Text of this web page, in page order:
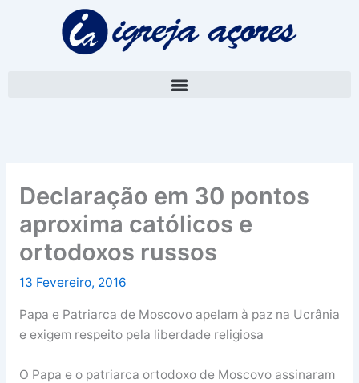
Declaração em 30 pontos
aproxima católicos e
ortodoxos russos
13 Fevereiro, 2016
Papa e Patriarca de Moscovo apelam à paz na Ucrânia
e exigem respeito pela liberdade religiosa
O Papa e o patriarca ortodoxo de Moscovo assinaram